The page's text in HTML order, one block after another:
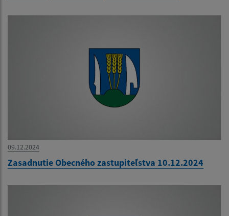
09.12.2024
Zasadnutie Obecného zastupiteľstva 10.12.2024